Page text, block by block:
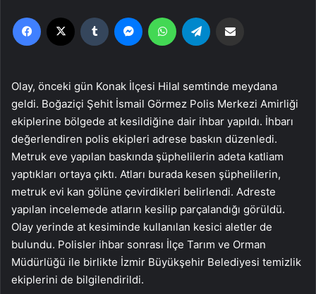
Facebook Tumblr MessengerWhatsApp
Olay, önceki gün Konak İlçesi Hilal semtinde meydana
geldi. Boğaziçi Şehit İsmail Görmez Polis Merkezi Amirliği
ekiplerine bölgede at kesildiğine dair ihbar yapıldı. İhbarı
değerlendiren polis ekipleri adrese baskın düzenledi.
Metruk eve yapılan baskında şüphelilerin adeta katliam
yaptıkları ortaya çıktı. Atları burada kesen şüphelilerin,
metruk evi kan gölüne çevirdikleri belirlendi. Adreste
yapılan incelemede atların kesilip parçalandığı görüldü.
Olay yerinde at kesiminde kullanılan kesici aletler de
bulundu. Polisler ihbar sonrası İlçe Tarım ve Orman
Müdürlüğü ile birlikte İzmir Büyükşehir Belediyesi temizlik
ekiplerini de bilgilendirildi.